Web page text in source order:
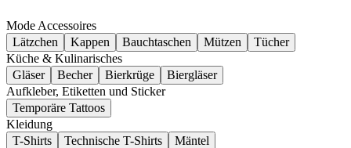
Mode Accessoires
Lätzchen
Kappen Bauchtaschen Mützen
Tücher
Küche & Kulinarisches
Gläser
Becher Bierkrüge
Biergläser
Aufkleber, Etiketten und Sticker
Temporäre Tattoos
Kleidung
T-Shirts
Technische T-Shirts
Mäntel